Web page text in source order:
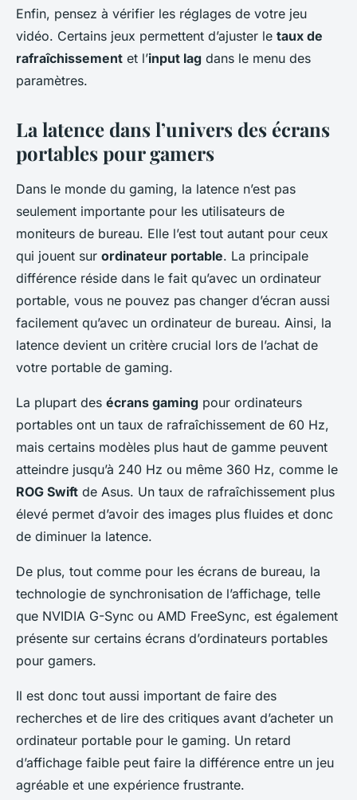
Enfin, pensez à vérifier les réglages de votre jeu
vidéo. Certains jeux permettent d’ajuster le taux de
rafraîchissement et l’input lag dans le menu des
paramètres.
La latence dans l’univers des écrans
portables pour gamers
Dans le monde du gaming, la latence n’est pas
seulement importante pour les utilisateurs de
moniteurs de bureau. Elle l’est tout autant pour ceux
qui jouent sur ordinateur portable. La principale
différence réside dans le fait qu’avec un ordinateur
portable, vous ne pouvez pas changer d’écran aussi
facilement qu’avec un ordinateur de bureau. Ainsi, la
latence devient un critère crucial lors de l’achat de
votre portable de gaming.
La plupart des écrans gaming pour ordinateurs
portables ont un taux de rafraîchissement de 60 Hz,
mais certains modèles plus haut de gamme peuvent
atteindre jusqu’à 240 Hz ou même 360 Hz, comme le
ROG Swift de Asus. Un taux de rafraîchissement plus
élevé permet d’avoir des images plus fluides et donc
de diminuer la latence.
De plus, tout comme pour les écrans de bureau, la
technologie de synchronisation de l’affichage, telle
que NVIDIA G-Sync ou AMD FreeSync, est également
présente sur certains écrans d’ordinateurs portables
pour gamers.
Il est donc tout aussi important de faire des
recherches et de lire des critiques avant d’acheter un
ordinateur portable pour le gaming. Un retard
d’affichage faible peut faire la différence entre un jeu
agréable et une expérience frustrante.